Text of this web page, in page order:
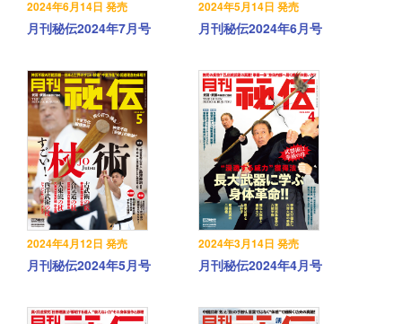
2024年6月14日 発売
月刊秘伝2024年7月号
2024年5月14日 発売
月刊秘伝2024年6月号
2024年4月12日 発売
月刊秘伝2024年5月号
2024年3月14日 発売
月刊秘伝2024年4月号